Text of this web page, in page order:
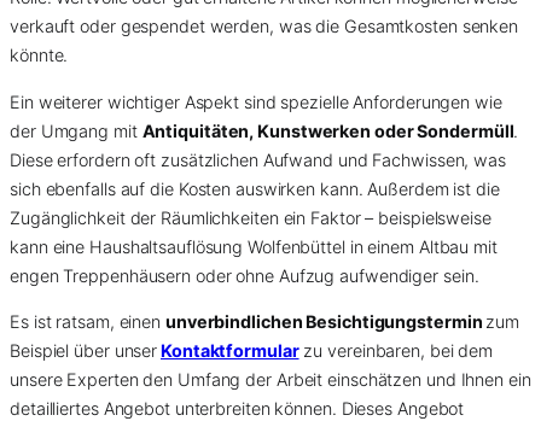
verkauft oder gespendet werden, was die Gesamtkosten senken
könnte.
Ein weiterer wichtiger Aspekt sind spezielle Anforderungen wie
der Umgang mit Antiquitäten, Kunstwerken oder Sondermüll.
Diese erfordern oft zusätzlichen Aufwand und Fachwissen, was
sich ebenfalls auf die Kosten auswirken kann. Außerdem ist die
Zugänglichkeit der Räumlichkeiten ein Faktor – beispielsweise
kann eine Haushaltsauflösung Wolfenbüttel in einem Altbau mit
engen Treppenhäusern oder ohne Aufzug aufwendiger sein.
Es ist ratsam, einen unverbindlichen Besichtigungstermin zum
Beispiel über unserKontaktformularzu vereinbaren, bei dem
unsere Experten den Umfang der Arbeit einschätzen und Ihnen ein
detailliertes Angebot unterbreiten können. Dieses Angebot